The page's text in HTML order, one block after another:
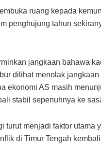
ruang kepada
penghujung tahun
jangkaan bahawa
dilihat menolak jangkaan
ekonomi AS masih
stabil sepenuhnya ke
turut menjadi faktor utama
di Timur Tengah